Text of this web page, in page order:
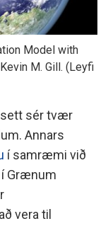
Model with
M. Gill. (Leyfi
sett sér tvær
Annars
í samræmi við
í Grænum
vera til